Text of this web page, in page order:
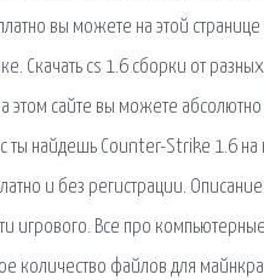
вы можете на этой
Скачать cs 1.6 сборки от
сайте вы можете
ты найдешь Counter-Strike 1.6
и без регистрации.
игрового. Все про
количество файлов для